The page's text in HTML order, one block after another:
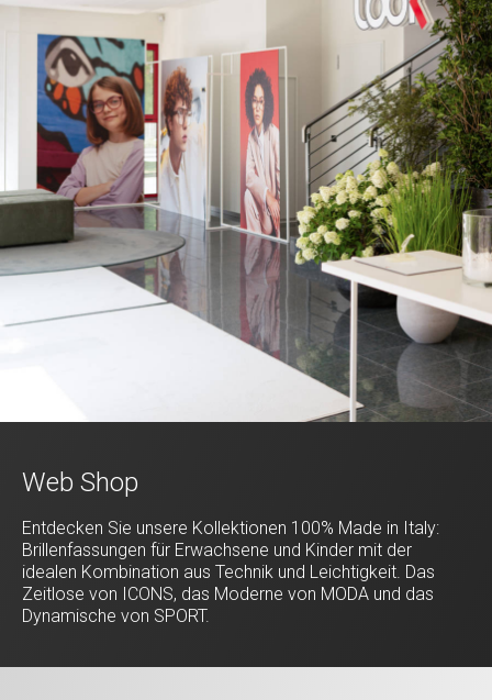
Web Shop
Entdecken Sie unsere Kollektionen 100% Made in Italy:
Brillenfassungen für Erwachsene und Kinder mit der
idealen Kombination aus Technik und Leichtigkeit. Das
Zeitlose von ICONS, das Moderne von MODA und das
Dynamische von SPORT.